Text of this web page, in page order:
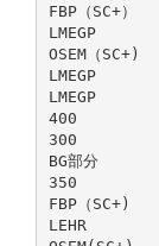
FBP（SC+）
LMEGP
OSEM（SC+)
LMEGP
LMEGP
400
300
BG部分
350
FBP（SC+)
LEHR